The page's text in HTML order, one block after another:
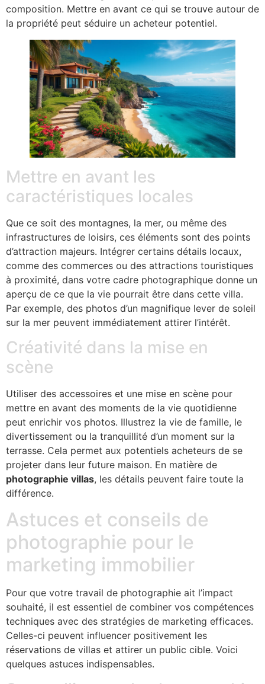
composition. Mettre en avant ce qui se trouve autour de
la propriété peut séduire un acheteur potentiel.
Mettre en avant les
caractéristiques locales
Que ce soit des montagnes, la mer, ou même des
infrastructures de loisirs, ces éléments sont des points
d’attraction majeurs. Intégrer certains détails locaux,
comme des commerces ou des attractions touristiques
à proximité, dans votre cadre photographique donne un
aperçu de ce que la vie pourrait être dans cette villa.
Par exemple, des photos d’un magnifique lever de soleil
sur la mer peuvent immédiatement attirer l’intérêt.
Créativité dans la mise en
scène
Utiliser des accessoires et une mise en scène pour
mettre en avant des moments de la vie quotidienne
peut enrichir vos photos. Illustrez la vie de famille, le
divertissement ou la tranquillité d’un moment sur la
terrasse. Cela permet aux potentiels acheteurs de se
projeter dans leur future maison. En matière de
photographie villas, les détails peuvent faire toute la
différence.
Astuces et conseils de
photographie pour le
marketing immobilier
Pour que votre travail de photographie ait l’impact
souhaité, il est essentiel de combiner vos compétences
techniques avec des stratégies de marketing efficaces.
Celles-ci peuvent influencer positivement les
réservations de villas et attirer un public cible. Voici
quelques astuces indispensables.